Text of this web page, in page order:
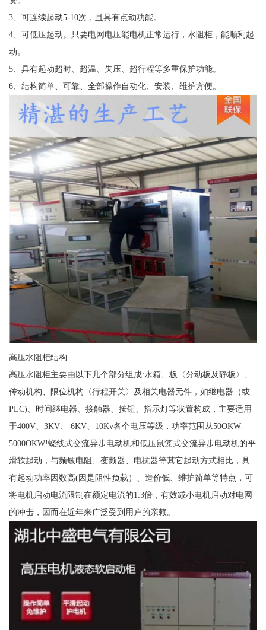
3、可连续起动5-10次，且具有点动功能。
4、可低压起动。只要电网电压能电机正常运行，水阻柜，能顺利起
动。
5、具有起动超时、超温、失压、超行程等多重保护功能。
6、结构简单、可靠、全部操作自动化、安装、维护方便。
高压水阻柜结构
高压水阻柜主要由以下几个部分组成:水箱、板〈分动板及静板〉、
传动机构、限位机构〈行程开关〉及相关电器元件，如继电器（或
PLC)、时间继电器、接触器、按钮、指示灯等状置构成，主要适用
于400V、3KV、 6KV、10Kv各个电压等级，功率范围从50OKW-
5000OKW!蛲线式交流异步电动机和低压鼠笼式交流异步电动机的平
滑软起动，与频敏电阻、变频器、电抗器等其它起动方式相比，具
有起动功率因数高(因是阻性负载）、造价低、维护简单等特点，可
将电机启动电流限制在额定电流的1.3倍，有效减小电机启动对电网
的冲击，因而在近年来广泛受到用户的亲赖。